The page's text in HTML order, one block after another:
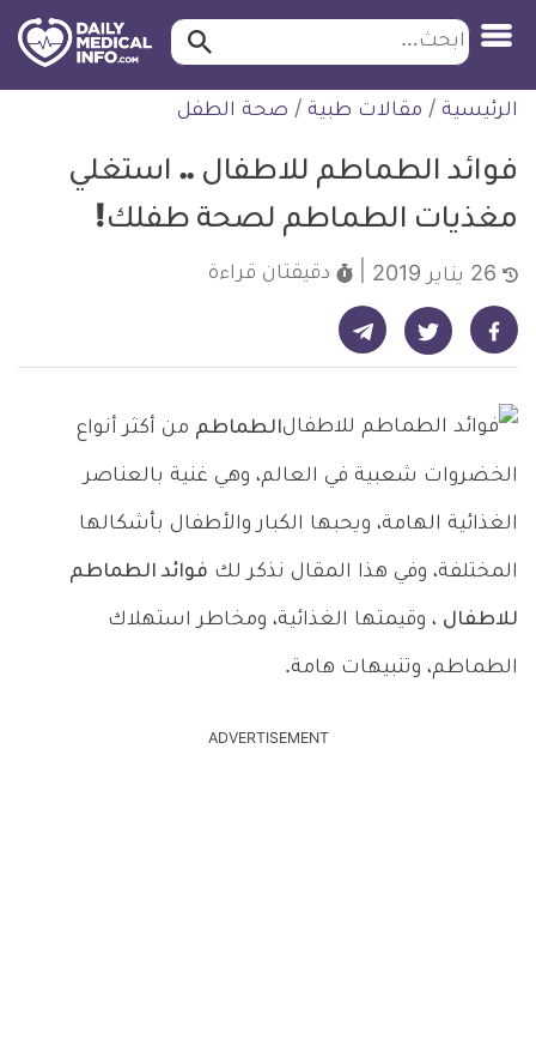
التخطي
للمحتوى
ابحث ابحث…
الرئيسية / مقالات طبية / صحة الطفل
فوائد الطماطم للاطفال .. استغلي
مغذيات الطماطم لصحة طفلك!
دقيقتان قراءة
شارك على فيسبوك - ديلي ميديكال انفو شارك على تويتر - ديلي ميديكال انفو شارك على تيليجرام - ديلي ميديكال انفو
الطماطم من أكثر أنواع
الخضروات شعبية في العالم، وهي غنية بالعناصر
الغذائية الهامة، ويحبها الكبار والأطفال بأشكالها
المختلفة، وفي هذا المقال نذكر لك فوائد الطماطم
للاطفال ، وقيمتها الغذائية، ومخاطر استهلاك
الطماطم، وتنبيهات هامة.
ADVERTISEMENT